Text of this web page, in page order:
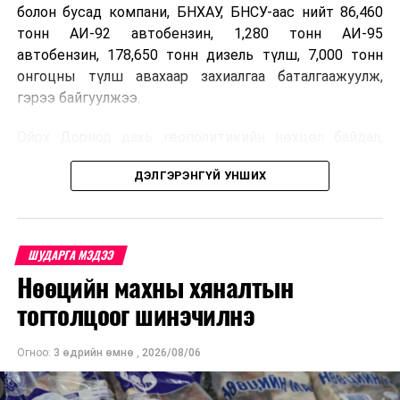
болон бусад компани, БНХАУ, БНСУ-аас нийт 86,460
тонн АИ-92 автобензин, 1,280 тонн АИ-95
автобензин, 178,650 тонн дизель түлш, 7,000 тонн
онгоцны түлш авахаар захиалгаа баталгаажуулж,
гэрээ байгуулжээ.
Орос, Украины дайнаас шалтгаалсан газрын тосны
үнийн өсөлт дэлхийн зах зээлд буураагүй байна.
дахин өсөж, ОХУ болон бусад эх үүсвэрээс худалдан
авах шатахууны үнэ 1,200-2,000 ам.долларт хүрчээ.
Иймд дотоодын зах зээл дэх үнийн өсөлтийг
сааруулахын тулд гаалийн болон онцгой албан
татварыг тэглэх шаардлага үүссэнийг салбарын сайд
танилцуулсан байна.
Ерөнхий сайд Н.Учрал ОХУ шатахууны бүх төрөлд
ДЭЛГЭРЭНГҮЙ УНШИХ
ШУДАРГА МЭДЭЭ
Нөөцийн махны хяналтын
тогтолцоог шинэчилнэ
Огноо: 3 өдрийн өмнө 2026/08/06